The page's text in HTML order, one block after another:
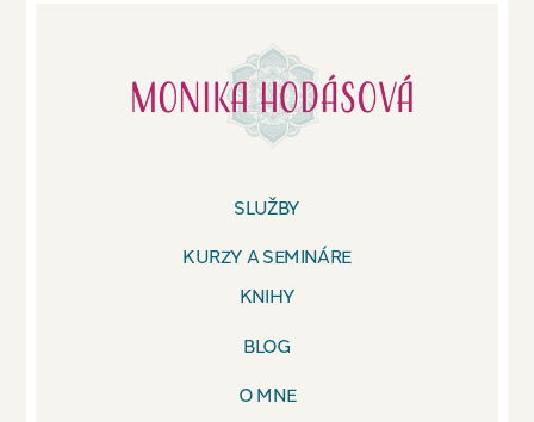
SLUŽBY
BLOG
O MNE
KURZY A SEMINÁRE
KNIHY